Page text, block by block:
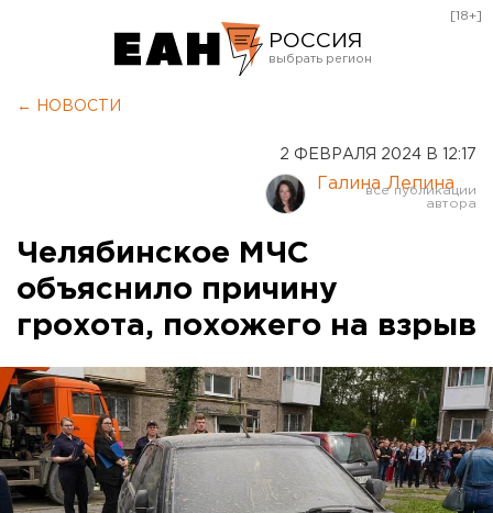
РОССИЯ
Курган
Оренбург
[18+]
← НОВОСТИ
2 ФЕВРАЛЯ 2024 В 12:17
Галина Лепина
Челябинское МЧС
объяснило причину
грохота, похожего на взрыв